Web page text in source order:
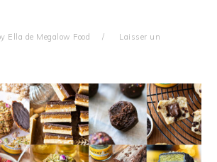
Ella de Megalow Food
Laisser un